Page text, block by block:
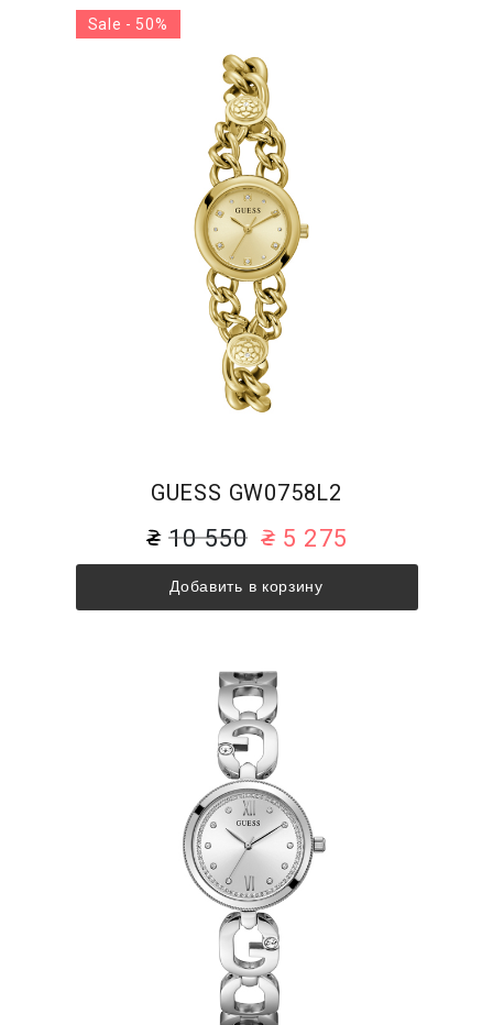
GUESS GW0758L2
10 550 5 275
Добавить в корзину
Sale - 50%